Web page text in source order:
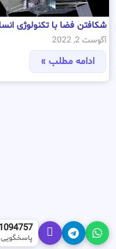
شکافتن فضا با تکنولوژی
آگوست 2, 2022
ادامه مطلب »